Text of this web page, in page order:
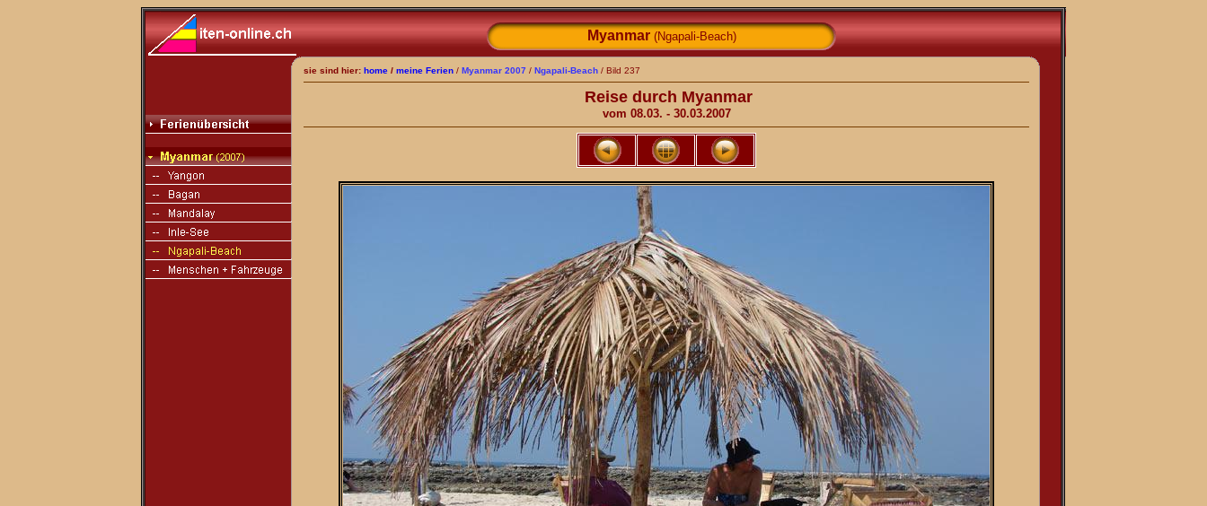
Myanmar (Ngapali-Beach)
sie sind hier: home / meine Ferien / Myanmar 2007 / Ngapali-Beach / Bild 237
Reise durch Myanmar
vom 08.03. - 30.03.2007